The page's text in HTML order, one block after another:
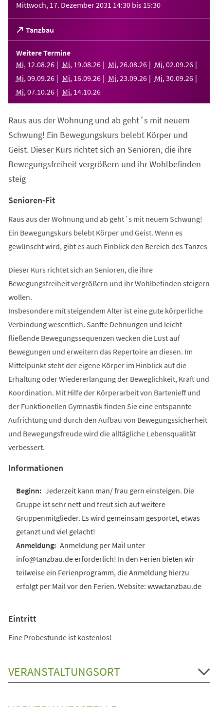
Mittwoch, 17. Dezember 2031 14:30 bis 15:30
Tanzbau
(Öffnet
in
einem
neuen
Tab)
Weitere Termine
Mi, 12.08.26 Mi, 19.08.26 Mi, 26.08.26 Mi, 02.09.26
Mi, 09.09.26 Mi, 16.09.26 Mi, 23.09.26 Mi, 30.09.26
Mi, 07.10.26 Mi, 14.10.26
Raus aus der Wohnung und ab geht´s mit neuem
Schwung! Ein Bewegungskurs belebt Körper und
Geist. Dieser Kurs richtet sich an Senioren, die ihre
Bewegungsfreiheit vergrößern und ihr Wohlbefinden
steig
Senioren-Fit
Raus aus der Wohnung und ab geht´s mit neuem Schwung!
Ein Bewegungskurs belebt Körper und Geist. Wenn es
gewünscht wird, gibt es auch Einblick den Bereich des Tanzes
Dieser Kurs richtet sich an Senioren, die ihre
Bewegungsfreiheit vergrößern und ihr Wohlbefinden steigern
wollen.
Insbesondere mit steigendem Alter ist eine gute körperliche
Verbindung wesentlich. Sanfte Dehnungen und leicht
fließende Bewegungssequenzen wecken die Lust auf
Bewegungen und erweitern das Repertoire an diesen. Im
Mittelpunkt steht der eigene Körper im Hinblick auf die
Erhaltung oder Wiedererlangung der Beweglichkeit, Kraft und
Koordination. Mit Hilfe der Körperarbeit von Bartenieff und
der Funktionellen Gymnastik finden Sie eine entspannte
Aufrichtung und durch den Aufbau von Bewegungssicherheit
und Bewegungsfreude wird die alltägliche Lebensqualität
verbessert.
Informationen
Jederzeit kann man/ frau gern einsteigen. Die
Gruppe ist sehr nett und freut sich auf weitere
Gruppenmitglieder. Es wird gemeinsam gesportet, etwas
getanzt und viel gelacht!
Anmeldung per Mail unter
info@tanzbau.de erforderlich! In den Ferien bieten wir
teilweise ein Ferienprogramm, die Anmeldung hierzu
erfolgt per Mail vor den Ferien. Website: www.tanzbau.de
Eintritt
Eine Probestunde ist kostenlos!
VERANSTALTUNGSORT